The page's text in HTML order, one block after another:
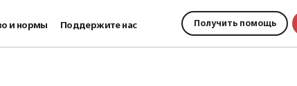
и нормы Поддержите нас Получить помощь